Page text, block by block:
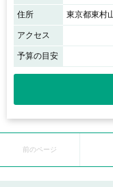
住所 東京都東村
アクセス
予算の目安
前のページ